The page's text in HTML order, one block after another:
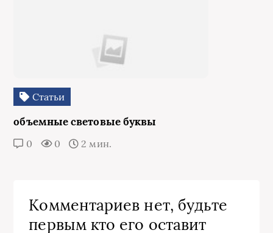
Статьи
объемные световые буквы
0 0 2 мин.
Комментариев нет, будьте
первым кто его оставит